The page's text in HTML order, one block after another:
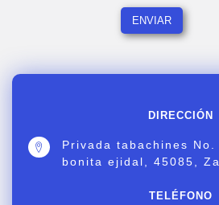
DIRECCIÓN
Privada tabachines No.
bonita ejidal, 45085,
TELÉFONO